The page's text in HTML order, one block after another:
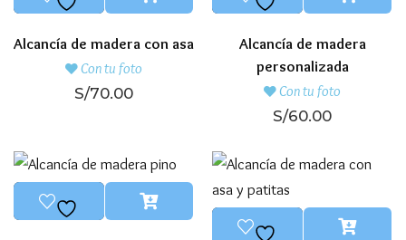
Alcancía de madera con asa
Con tu foto
S/70.00
Alcancía de madera
personalizada
Con tu foto
S/60.00